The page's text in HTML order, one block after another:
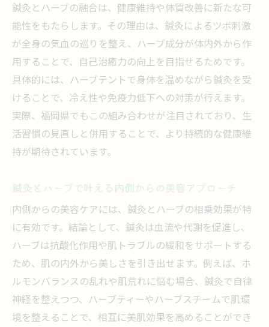
健康維持に役立つ鍼灸とハーブの選択ポイ
ント
鍼灸とハーブ治療が叶えるトータルケアの
魅力
ハーブテント体験で感じる鍼灸の相乗効果
鍼灸とハーブテントの相乗効果を体験する
メリット
ハーブテントと鍼灸の組み合わせで冷えを
リラックス効果を高める鍼灸とハーブテン
トの工夫
ハーブテントと鍼灸による血行促進と美容
効果
鍼灸とハーブテントの併用がもたらす体調
変化
ハーブを活かした鍼灸とハーブテントの選
び方
鍼灸とハーブの融合は、健康維持や体質改善に新たな可
能性をもたらします。その理由は、鍼灸によるツボ刺激
が全身の気血の巡りを整え、ハーブ成分が体内外から作
用することで、自己治癒力の向上を目指せるためです。
具体的には、ハーブテントで身体を温めながら鍼灸を受
けることで、冷え性や免疫力低下への対策が行えます。
実際、福岡県でもこの組み合わせが注目されており、生
活習慣の見直しと併用することで、より持続的な健康維
持が期待されています。
鍼灸とハーブで叶える内側からの美容アプローチ
内側からの美容ケアには、鍼灸とハーブの相乗効果が特
に有効です。結論として、鍼灸は血流や代謝を促進し、
ハーブは抗酸化作用や肌トラブルの緩和をサポートする
ため、肌の内外から美しさを引き出せます。例えば、ホ
ルモンバランスの乱れや肌荒れに悩む場合、鍼灸で自律
神経を整えつつ、ハーブティーやハーブスチームで肌環
境を整えることで、相互に美肌効果を高めることができ